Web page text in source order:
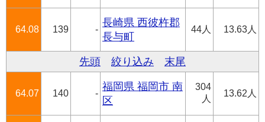
64.08 139 -
長崎県 西彼杵郡
長与町
44人 13.63人
先頭 絞り込み 末尾
64.07 140 -
福岡県 福岡市 南
区
304
人
13.62人